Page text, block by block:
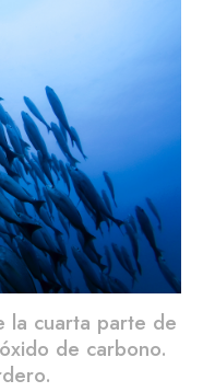
la cuarta parte de
de carbono.